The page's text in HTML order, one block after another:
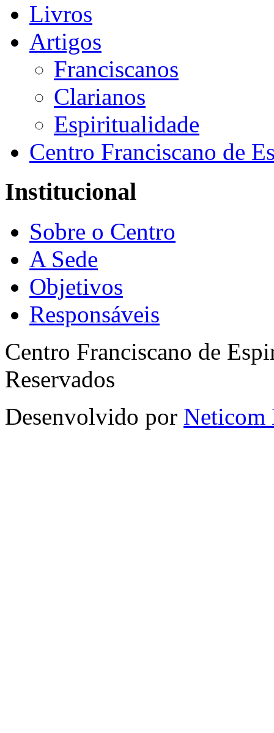
Livros
Artigos
Franciscanos
Clarianos
Espiritualidade
Centro Franciscano de
Institucional
Sobre o Centro
A Sede
Objetivos
Responsáveis
Centro Franciscano de
Reservados
Desenvolvido por Neticom